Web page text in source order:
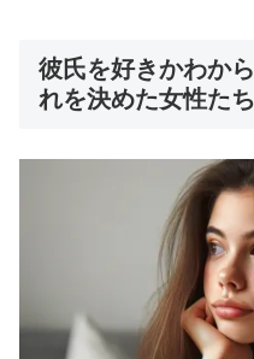
彼氏を好きかわか
れを決めた女性た